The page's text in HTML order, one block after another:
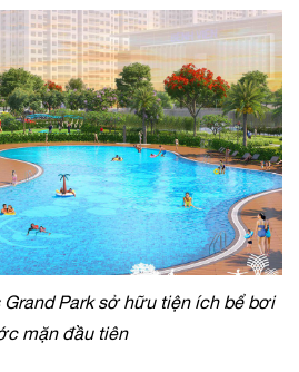
Grand Park sở hữu tiện ích bể bơi
mặn đầu tiên